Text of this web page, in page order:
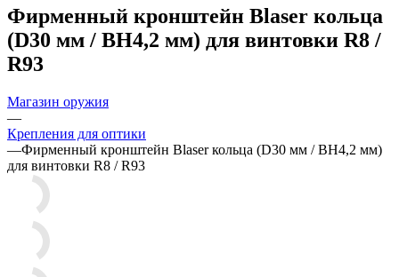
Фирменный кронштейн Blaser кольца
(D30 мм / BH4,2 мм) для винтовки R8 /
R93
Магазин оружия
—
Крепления для оптики
—Фирменный кронштейн Blaser кольца (D30 мм / BH4,2 мм)
для винтовки R8 / R93